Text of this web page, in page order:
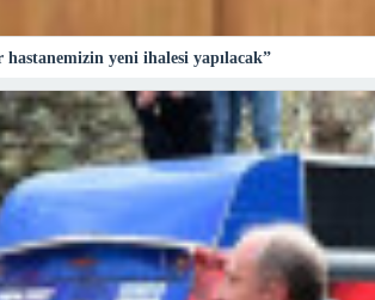
hastanemizin yeni ihalesi yapılacak”